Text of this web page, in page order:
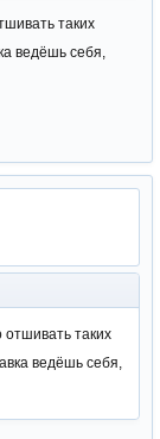
таких
ведёшь себя,
таких
ведёшь себя,